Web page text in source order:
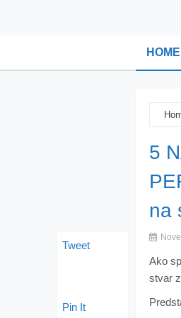
HOME
5
na
Ako
stvar
Tweet
Pin It